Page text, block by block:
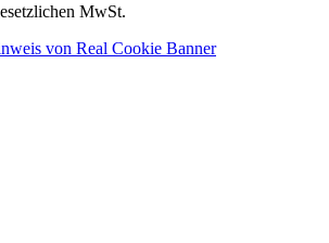
MwSt.
von Real Cookie Banner